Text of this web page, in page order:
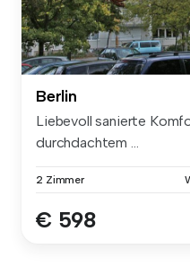
Berlin
Liebevoll sanierte
durchdachtem ...
2 Zimmer
€ 598